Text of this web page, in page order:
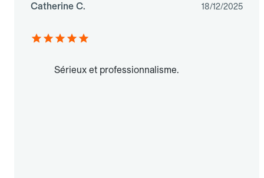
Catherine C. 18/12/2025
Sérieux et professionnalisme.